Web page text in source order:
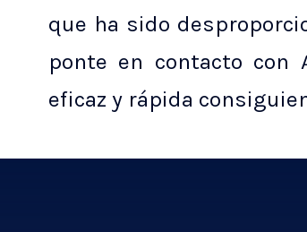
que ha sido
ponte en contacto con
eficaz y rápida